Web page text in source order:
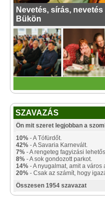
Nevetés, sírás,
Bükön
SZAVAZÁS
Ön mit szeret legjobban a
10% - A Tófürdőt.
42% - A Savaria Karnevált.
7% - A rengeteg fagyizási
8% - A sok gondozott parkot.
14% - A nyugalmat, amit a város
20% - Csak az számít, hogy
Összesen 1954 szavazat